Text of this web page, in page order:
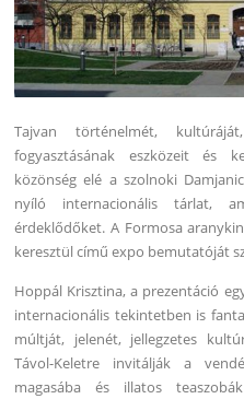
Tajvan történelmét,
fogyasztásának eszközeit és
közönség elé a szolnoki
nyíló internacionális tárlat,
érdeklődőket. A Formosa
keresztül című expo bemutatóját
Hoppál Krisztina, a prezentáció
internacionális tekintetben is
múltját, jelenét, jellegzetes
Távol-Keletre invitálják a
magasába és illatos